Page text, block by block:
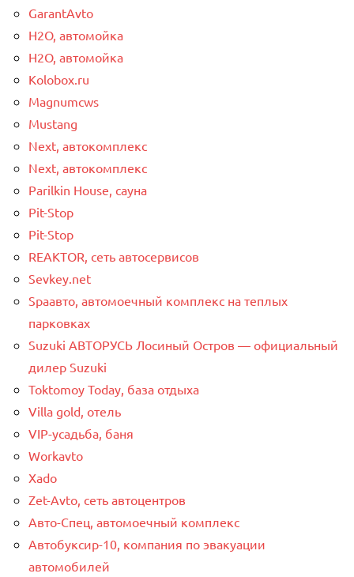
GarantAvto
H2O, автомойка
H2O, автомойка
Kolobox.ru
Magnumcws
Mustang
Next, автокомплекс
Next, автокомплекс
Parilkin House, сауна
Pit-Stop
Pit-Stop
REAKTOR, сеть автосервисов
Sevkey.net
Spaавто, автомоечный комплекс на теплых
парковках
Suzuki АВТОРУСЬ Лосиный Остров — официальный
дилер Suzuki
Toktomoy Today, база отдыха
Villa gold, отель
VIP-усадьба, баня
Workavto
Xado
Zet-Avto, сеть автоцентров
Авто-Спец, автомоечный комплекс
Автобуксир-10, компания по эвакуации
автомобилей